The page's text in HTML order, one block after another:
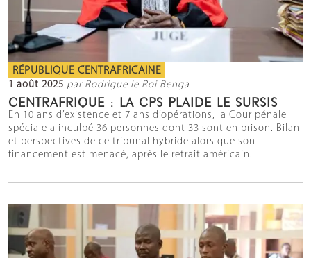
RÉPUBLIQUE CENTRAFRICAINE
1 août 2025 par Rodrigue le Roi Benga
CENTRAFRIQUE : LA CPS PLAIDE LE SURSIS
En 10 ans d’existence et 7 ans d’opérations, la Cour pénale
spéciale a inculpé 36 personnes dont 33 sont en prison. Bilan
et perspectives de ce tribunal hybride alors que son
financement est menacé, après le retrait américain.